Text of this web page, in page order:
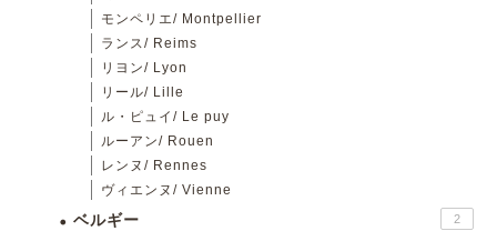
モンペリエ/ Montpellier
ランス/ Reims
リヨン/ Lyon
リール/ Lille
ル・ピュイ/ Le puy
ルーアン/ Rouen
レンヌ/ Rennes
ヴィエンヌ/ Vienne
ベルギー 2